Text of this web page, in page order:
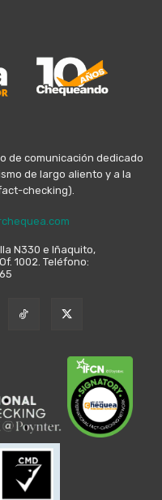
de comunicación dedicado
de largo aliento y a la
checking).
N330 e Iñaquito,
1002. Teléfono: